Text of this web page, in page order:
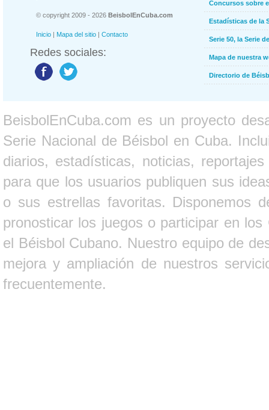
© copyright 2009 - 2026 BeisbolEnCuba.com
Inicio | Mapa del sitio | Contacto
Redes sociales:
Concursos sobre
Estadísticas de la
Serie 50, la Serie
Mapa de nuestra
Directorio de
BeisbolEnCuba.com es un proyecto
Serie Nacional de Béisbol en Cuba.
diarios, estadísticas, noticias,
para que los usuarios publiquen sus
o sus estrellas favoritas. Disponemos
pronosticar los juegos o participar en
el Béisbol Cubano. Nuestro equipo de
mejora y ampliación de nuestros
frecuentemente.